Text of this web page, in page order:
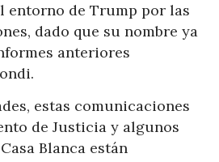
entorno de Trump por las
dado que su nombre ya
anteriores
estas comunicaciones
de Justicia y algunos
Blanca están